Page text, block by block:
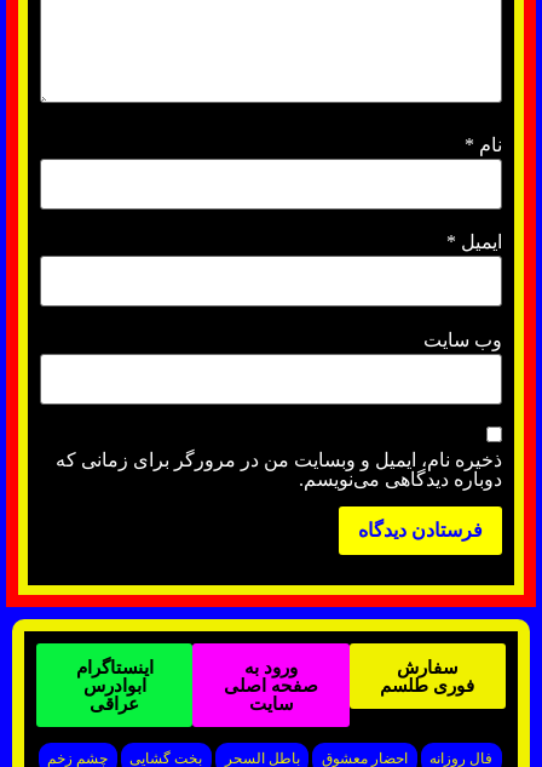
نام *
ایمیل *
وب‌ سایت
ذخیره نام، ایمیل و وبسایت من در مرورگر برای زمانی که
دوباره دیدگاهی می‌نویسم.
سفارش
فوری طلسم
ورود به
صفحه اصلی
سایت
اینستاگرام
ابوادرس
عراقی
فال روزانه احضار معشوق باطل السحر بخت گشایی چشم زخم